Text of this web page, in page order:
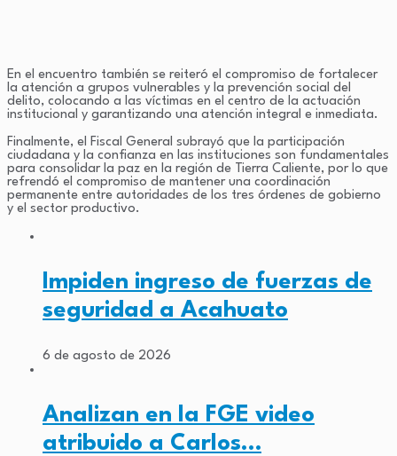
En el encuentro también se reiteró el compromiso de fortalecer
la atención a grupos vulnerables y la prevención social del
delito, colocando a las víctimas en el centro de la actuación
institucional y garantizando una atención integral e inmediata.
Finalmente, el Fiscal General subrayó que la participación
ciudadana y la confianza en las instituciones son fundamentales
para consolidar la paz en la región de Tierra Caliente, por lo que
refrendó el compromiso de mantener una coordinación
permanente entre autoridades de los tres órdenes de gobierno
y el sector productivo.
Impiden ingreso de fuerzas de
seguridad a Acahuato
6 de agosto de 2026
Analizan en la FGE video
atribuido a Carlos…